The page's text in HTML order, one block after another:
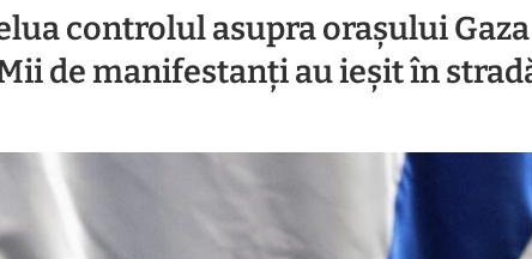
controlul asupra oraşului Gaza
de manifestanți au ieșit în